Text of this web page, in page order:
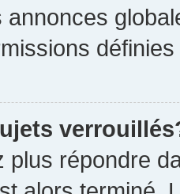
annonces
définies
plus répondre